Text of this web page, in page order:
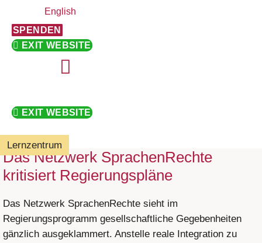
English
SPENDEN
EXIT WEBSITE
EXIT WEBSITE
Lernzentrum
Das Netzwerk SprachenRechte
kritisiert Regierungspläne
Das Netzwerk SprachenRechte sieht im
Regierungsprogramm gesellschaftliche Gegebenheiten
gänzlich ausgeklammert. Anstelle reale Integration zu